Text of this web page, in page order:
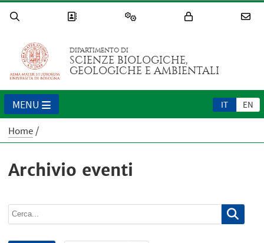
DIPARTIMENTO DI
SCIENZE BIOLOGICHE,
GEOLOGICHE E AMBIENTALI
IT EN
MENU
Home
Archivio eventi